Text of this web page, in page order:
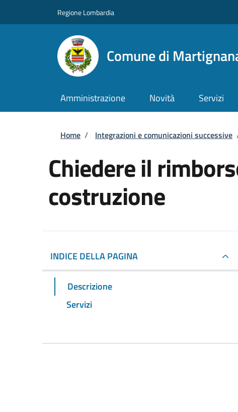
Regione Lombardia
Comune di
Amministrazione Novità Servizi
Briciole di pane
Home / Integrazioni e comunicazioni successive
Chiedere il
costruzione
INDICE DELLA PAGINA
Descrizione
Servizi